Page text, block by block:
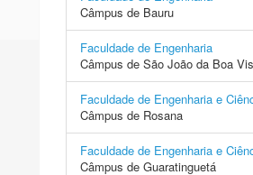
Câmpus de Bauru
Faculdade de Engenharia
Câmpus de São João da Boa
Faculdade de Engenharia e
Câmpus de Rosana
Faculdade de Engenharia e
Câmpus de Guaratinguetá